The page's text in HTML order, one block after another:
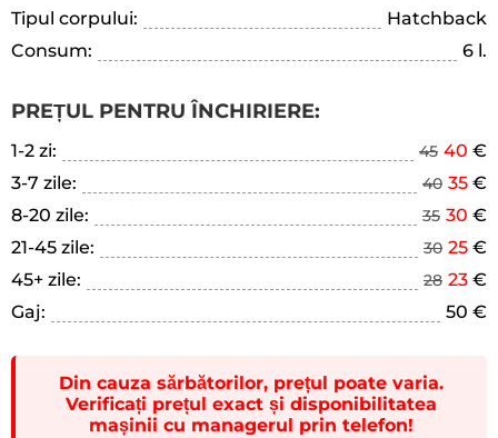
Tipul corpului:
Hatchback
Consum:
6 l.
PREȚUL PENTRU ÎNCHIRIERE:
1-2 zi: 45 40 €
3-7 zile:
40 35 €
8-20 zile:
35 30 €
21-45 zile:
30 25 €
45+ zile:
28 23 €
Gaj:
50 €
Din cauza sărbătorilor, prețul poate varia.
Verificați prețul exact și disponibilitatea
mașinii cu managerul prin telefon!